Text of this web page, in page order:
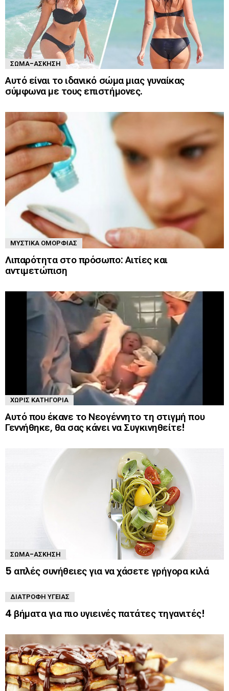
ΣΏΜΑ-ΆΣΚΗΣΗ
Αυτό είναι το ιδανικό σώμα μιας γυναίκας
σύμφωνα με τους επιστήμονες.
ΜΥΣΤΙΚΆ ΟΜΟΡΦΙΆΣ
Λιπαρότητα στο πρόσωπο: Αιτίες και
αντιμετώπιση
ΧΩΡΊΣ ΚΑΤΗΓΟΡΊΑ
Αυτό που έκανε το Νεογέννητο τη στιγμή που
Γεννήθηκε, θα σας κάνει να Συγκινηθείτε!
ΣΏΜΑ-ΆΣΚΗΣΗ
5 απλές συνήθειες για να χάσετε γρήγορα κιλά
ΔΙΑΤΡΟΦΉ ΥΓΕΊΑΣ
4 βήματα για πιο υγιεινές πατάτες τηγανιτές!